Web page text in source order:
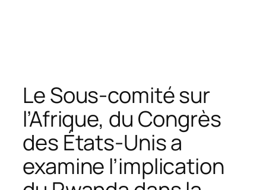
Le Sous-comité sur
l’Afrique, du Congrès
des États-Unis a
examine l’implication